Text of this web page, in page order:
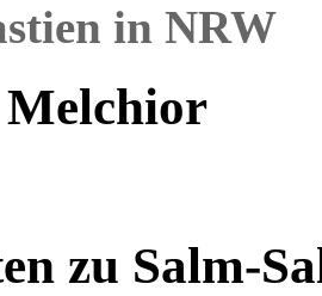
in NRW
zu Salm-